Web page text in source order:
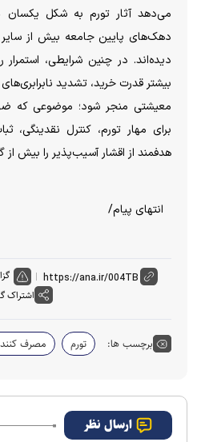
می‌دهد آثار تورم به شکل یکسان
دهک‌های پایین جامعه بیش از
دیده‌اند. در چنین شرایطی،
بیشتر قدرت خرید، تشدید
معیشتی منجر شود؛ موضوعی که
برای مهار تورم، کنترل نقدینگی،
هدفمند از اقشار آسیب‌پذیر را بیش
انتهای پیام/
اشتراک
برچسب ها: تورم مصرف
ارسال نظر